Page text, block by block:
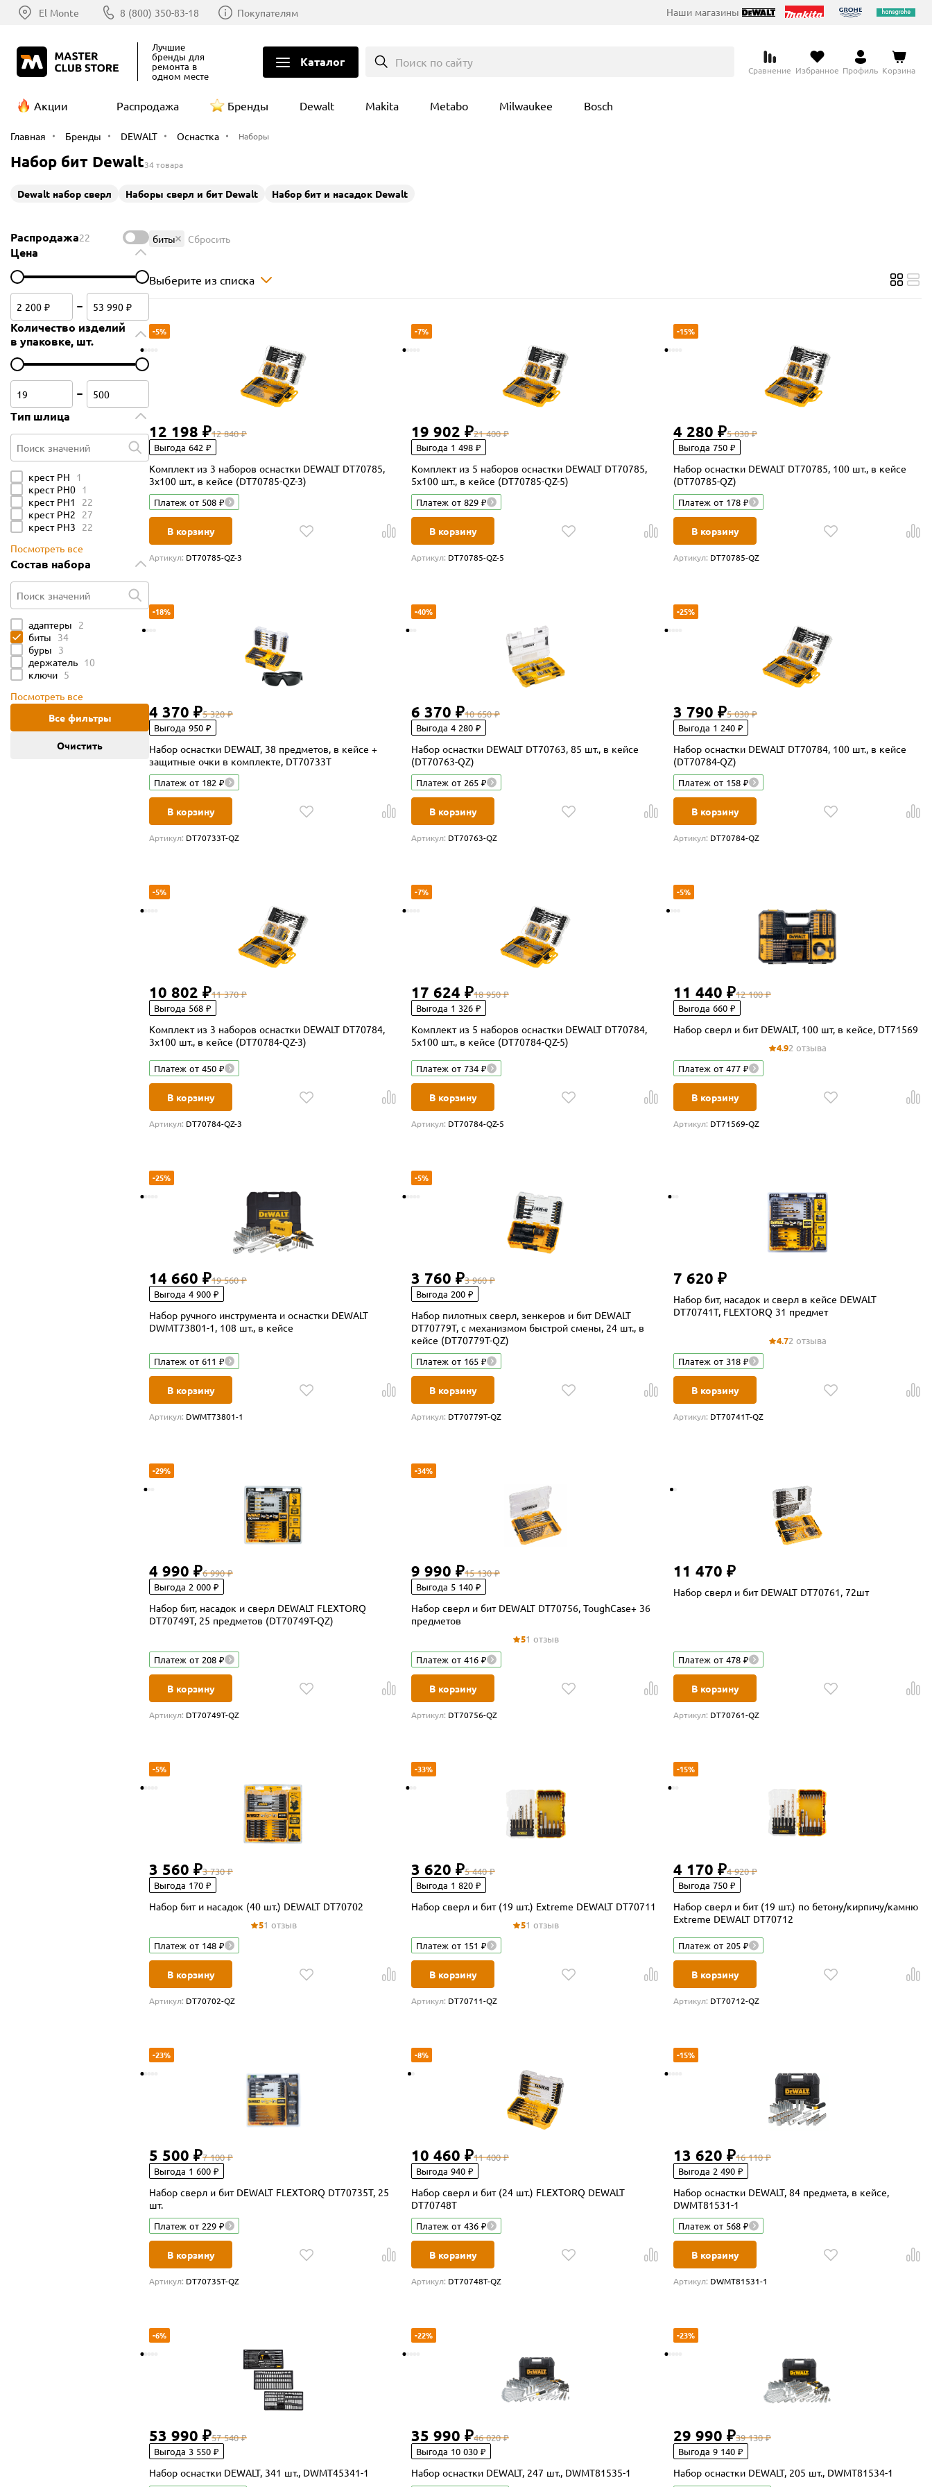
El Monte 8 (800) 350-83-18 Покупателям Наши магазины
Лучшие
бренды для
ремонта в
одном месте
Каталог Поиск по сайту
Сравнение Избранное Профиль Корзина
Акции Распродажа Бренды Dewalt Makita Metabo Milwaukee Bosch
Главная Бренды DEWALT Оснастка Наборы
Набор бит Dewalt34 товара
Dewalt набор сверл Наборы сверл и бит Dewalt Набор бит и насадок Dewalt
Распродажа22
Цена
Количество изделий
в упаковке, шт.
Тип шлица
Поиск значений
крест PH
1
крест PH0 1
крест PH1
22
крест PH2
27
крест PH3
22
Посмотреть все
Состав набора
Поиск значений
адаптеры
2
биты
34
буры
3
держатель 10
ключи 5
Посмотреть все
Все фильтры
Очистить
биты Сбросить
Выберите из списка
-5%
12 198 ₽12 840 ₽
Выгода 642 ₽
Комплект из 3 наборов оснастки DEWALT DT70785,
3х100 шт., в кейсе (DT70785-QZ-3)
Платеж от 508 ₽
В корзину
Артикул: DT70785-QZ-3
-7%
19 902 ₽21 400 ₽
Выгода 1 498 ₽
Комплект из 5 наборов оснастки DEWALT DT70785,
5х100 шт., в кейсе (DT70785-QZ-5)
Платеж от 829 ₽
В корзину
Артикул: DT70785-QZ-5
-15%
4 280 ₽5 030 ₽
Выгода 750 ₽
Набор оснастки DEWALT DT70785, 100 шт., в кейсе
(DT70785-QZ)
Платеж от 178 ₽
В корзину
Артикул: DT70785-QZ
-18%
4 370 ₽5 320 ₽
Выгода 950 ₽
Набор оснастки DEWALT, 38 предметов, в кейсе +
защитные очки в комплекте, DT70733T
Платеж от 182 ₽
В корзину
Артикул: DT70733T-QZ
-40%
6 370 ₽10 650 ₽
Выгода 4 280 ₽
Набор оснастки DEWALT DT70763, 85 шт., в кейсе
(DT70763-QZ)
Платеж от 265 ₽
В корзину
Артикул: DT70763-QZ
-25%
3 790 ₽5 030 ₽
Выгода 1 240 ₽
Набор оснастки DEWALT DT70784, 100 шт., в кейсе
(DT70784-QZ)
Платеж от 158 ₽
В корзину
Артикул: DT70784-QZ
-5%
10 802 ₽11 370 ₽
Выгода 568 ₽
Комплект из 3 наборов оснастки DEWALT DT70784,
3х100 шт., в кейсе (DT70784-QZ-3)
Платеж от 450 ₽
В корзину
Артикул: DT70784-QZ-3
-7%
17 624 ₽18 950 ₽
Выгода 1 326 ₽
Комплект из 5 наборов оснастки DEWALT DT70784,
5х100 шт., в кейсе (DT70784-QZ-5)
Платеж от 734 ₽
В корзину
Артикул: DT70784-QZ-5
-5%
11 440 ₽12 100 ₽
Выгода 660 ₽
Набор сверл и бит DEWALT, 100 шт, в кейсе, DT71569
4.92 отзыва
Платеж от 477 ₽
В корзину
Артикул: DT71569-QZ
-25%
14 660 ₽19 560 ₽
Выгода 4 900 ₽
Набор ручного инструмента и оснастки DEWALT
DWMT73801-1, 108 шт., в кейсе
Платеж от 611 ₽
В корзину
Артикул: DWMT73801-1
-5%
3 760 ₽3 960 ₽
Выгода 200 ₽
Набор пилотных сверл, зенкеров и бит DEWALT
DT70779T, с механизмом быстрой смены, 24 шт., в
кейсе (DT70779T-QZ)
Платеж от 165 ₽
В корзину
Артикул: DT70779T-QZ
7 620 ₽
Набор бит, насадок и сверл в кейсе DEWALT
DT70741T, FLEXTORQ 31 предмет
4.72 отзыва
Платеж от 318 ₽
В корзину
Артикул: DT70741T-QZ
-29%
4 990 ₽6 990 ₽
Выгода 2 000 ₽
Набор бит, насадок и сверл DEWALT FLEXTORQ
DT70749T, 25 предметов (DT70749T-QZ)
Платеж от 208 ₽
В корзину
Артикул: DT70749T-QZ
-34%
9 990 ₽15 130 ₽
Выгода 5 140 ₽
Набор сверл и бит DEWALT DT70756, ToughCase+ 36
предметов
51 отзыв
Платеж от 416 ₽
В корзину
Артикул: DT70756-QZ
11 470 ₽
Набор сверл и бит DEWALT DT70761, 72шт
Платеж от 478 ₽
В корзину
Артикул: DT70761-QZ
-5%
3 560 ₽3 730 ₽
Выгода 170 ₽
Набор бит и насадок (40 шт.) DEWALT DT70702
51 отзыв
Платеж от 148 ₽
В корзину
Артикул: DT70702-QZ
-33%
3 620 ₽5 440 ₽
Выгода 1 820 ₽
Набор сверл и бит (19 шт.) Extreme DEWALT DT70711
51 отзыв
Платеж от 151 ₽
В корзину
Артикул: DT70711-QZ
-15%
4 170 ₽4 920 ₽
Выгода 750 ₽
Набор сверл и бит (19 шт.) по бетону/кирпичу/камню
Extreme DEWALT DT70712
Платеж от 205 ₽
В корзину
Артикул: DT70712-QZ
-23%
5 500 ₽7 100 ₽
Выгода 1 600 ₽
Набор сверл и бит DEWALT FLEXTORQ DT70735T, 25
шт.
Платеж от 229 ₽
В корзину
Артикул: DT70735T-QZ
-8%
10 460 ₽11 400 ₽
Выгода 940 ₽
Набор сверл и бит (24 шт.) FLEXTORQ DEWALT
DT70748T
Платеж от 436 ₽
В корзину
Артикул: DT70748T-QZ
-15%
13 620 ₽16 110 ₽
Выгода 2 490 ₽
Набор оснастки DEWALT, 84 предмета, в кейсе,
DWMT81531-1
Платеж от 568 ₽
В корзину
Артикул: DWMT81531-1
-6%
53 990 ₽57 540 ₽
Выгода 3 550 ₽
Набор оснастки DEWALT, 341 шт., DWMT45341-1
-22%
35 990 ₽46 020 ₽
Выгода 10 030 ₽
Набор оснастки DEWALT, 247 шт., DWMT81535-1
-23%
29 990 ₽39 130 ₽
Выгода 9 140 ₽
Набор оснастки DEWALT, 205 шт., DWMT81534-1